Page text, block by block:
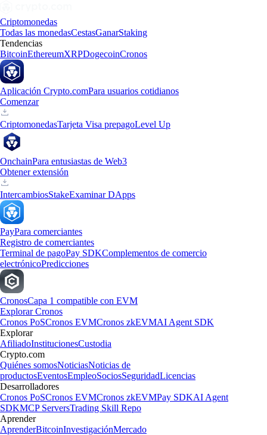
Criptomonedas
Todas las monedasCestasGanarStaking
Tendencias
BitcoinEthereumXRPDogecoinCronos
Aplicación Crypto.comPara usuarios cotidianos
Comenzar
CriptomonedasTarjeta Visa prepagoLevel Up
OnchainPara entusiastas de Web3
Obtener extensión
IntercambiosStakeExaminar DApps
PayPara comerciantes
Registro de comerciantes
Terminal de pagoPay SDKComplementos de comercio
electrónicoPredicciones
CronosCapa 1 compatible con EVM
Explorar Cronos
Cronos PoSCronos EVMCronos zkEVMAI Agent SDK
Explorar
AfiliadoInstitucionesCustodia
Crypto.com
Quiénes somosNoticiasNoticias de
productosEventosEmpleoSociosSeguridadLicencias
Desarrolladores
Cronos PoSCronos EVMCronos zkEVMPay SDKAI Agent
SDKMCP ServersTrading Skill Repo
Aprender
AprenderBitcoinInvestigaciónMercado